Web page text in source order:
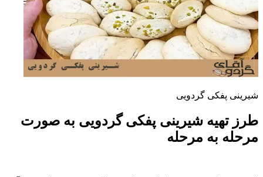
شیرینی پفکی گردویی
طرز تهیه شیرینی پفکی گردویی به صورت
مرحله به مرحله